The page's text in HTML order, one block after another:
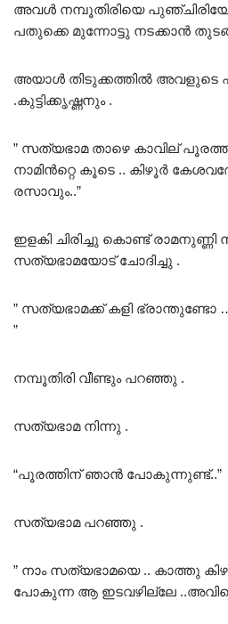
അവൾ നമ്പൂതിരിയെ
പതുക്കെ മുന്നോട്ടു നടക്കാൻ
അയാൾ തിടുക്കത്തിൽ അവളുടെ
.കുട്ടിക്കൃഷ്ണനും .
” സത്യഭാമ താഴെ കാവില്
നാമിൻറ്റെ കൂടെ .. കിഴൂർ
രസാവും..”
ഇളകി ചിരിച്ചു കൊണ്ട് രാമനുണ്ണി
സത്യഭാമയോട് ചോദിച്ചു .
” സത്യഭാമക്ക് കളി ഭ്രാന്തുണ്ടോ
”
നമ്പൂതിരി വീണ്ടും പറഞ്ഞു .
സത്യഭാമ നിന്നു .
“പൂരത്തിന് ഞാൻ പോകുന്നുണ്ട്..”
സത്യഭാമ പറഞ്ഞു .
” നാം സത്യഭാമയെ .. കാത്തു
പോകുന്ന ആ ഇടവഴില്ലേ ..അവിടെ